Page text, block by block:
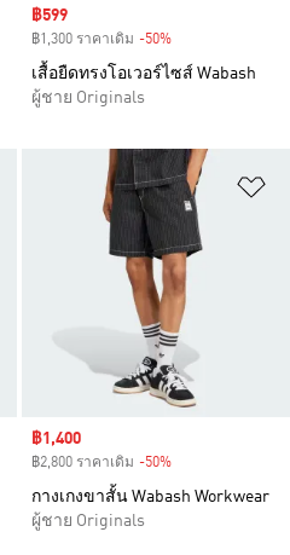
Sale price
฿599
฿1,300 ราคาเดิม -50%
เสื้อยืดทรงโอเวอร์ไซส์ Wabash
ผู้ชาย Originals
เพิ่มไปยังรายการสินค้าโปรด
Sale price
฿1,400
฿2,800 ราคาเดิม -50%
กางเกงขาสั้น Wabash Workwear
ผู้ชาย Originals